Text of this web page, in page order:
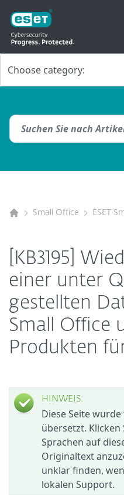
Small Office ESET
[KB3195]
einer unter
gestellten
Small Office
Produkten
HINWEIS:
Diese Seite
übersetzt. Klicken
Sprachen auf
Originaltext
unklar finden,
lokalen Support.